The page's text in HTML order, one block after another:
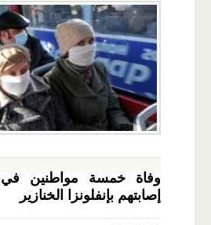
وفاة خمسة مواطنين في
إصابتهم بإنفلونزا الخنازير